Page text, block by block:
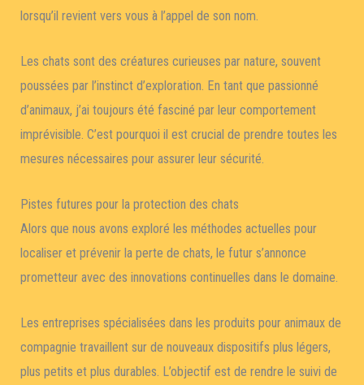
lorsqu’il revient vers vous à l’appel de son nom.
Les chats sont des créatures curieuses par nature, souvent
poussées par l’instinct d’exploration. En tant que passionné
d’animaux, j’ai toujours été fasciné par leur comportement
imprévisible. C’est pourquoi il est crucial de prendre toutes les
mesures nécessaires pour assurer leur sécurité.
Pistes futures pour la protection des chats
Alors que nous avons exploré les méthodes actuelles pour
localiser et prévenir la perte de chats, le futur s’annonce
prometteur avec des innovations continuelles dans le domaine.
Les entreprises spécialisées dans les produits pour animaux de
compagnie travaillent sur de nouveaux dispositifs plus légers,
plus petits et plus durables. L’objectif est de rendre le suivi de